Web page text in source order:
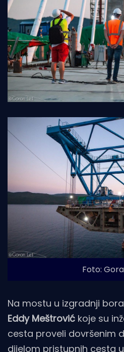
Foto:
Na mostu u izgradnji
Eddy Meštrović koje su
cesta proveli dovršenim
dijelom pristupnih cesta